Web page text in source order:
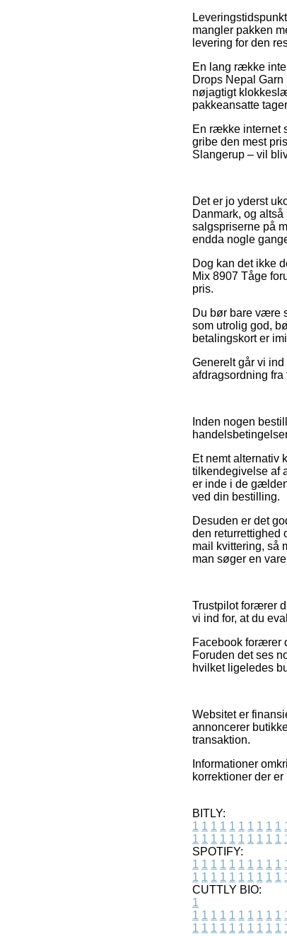
mangler pakken
levering for den
En lang række
Drops Nepal
nøjagtigt
pakkeansatte
En række internet
gribe den mest
Slangerup – vil
Det er jo yderst
Danmark, og
salgspriserne på
endda nogle
Dog kan det ikke
Mix 8907 Tåge
pris.
Du bør bare være
som utrolig god,
betalingskort er
Generelt går vi
afdragsordning
Inden nogen
Et nemt alternativ
tilkendegivelse af
er inde i de
ved din bestilling.
Desuden er det
den returrettighed
mail kvittering, så
man søger en
Trustpilot forærer
vi ind for, at du
Facebook forærer
Foruden det ses
hvilket ligeledes
Websitet er
annoncerer
transaktion.
Informationer
korrektioner der
BITLY:
1 1 1 1 1 1 1 1 1 1
1 1 1 1 1 1 1 1 1 1
SPOTIFY:
1 1 1 1 1 1 1 1 1 1
1 1 1 1 1 1 1 1 1 1
CUTTLY BIO:
1
1 1 1 1 1 1 1 1 1 1
1 1 1 1 1 1 1 1 1 1